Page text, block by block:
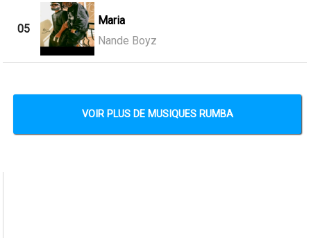
05
Maria
Nande Boyz
VOIR PLUS DE MUSIQUES RUMBA